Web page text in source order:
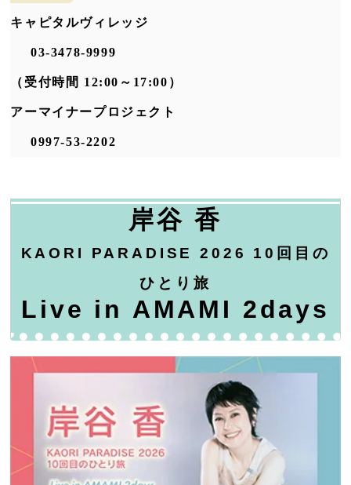
キャピタルヴィレッジ
03-3478-9999
（受付時間 12:00～17:00）
アーマイナープロジェクト
0997-53-2202
岸谷 香
KAORI PARADISE 2026 10回目の
ひとり旅
Live in AMAMI 2days